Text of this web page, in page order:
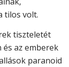
tilos volt.
tiszteletét
és az emberek
paranoid